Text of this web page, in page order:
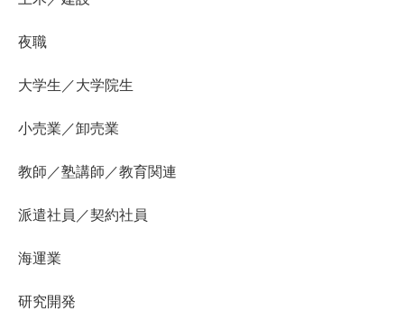
夜職
大学生／大学院生
小売業／卸売業
教師／塾講師／教育関連
派遣社員／契約社員
海運業
研究開発